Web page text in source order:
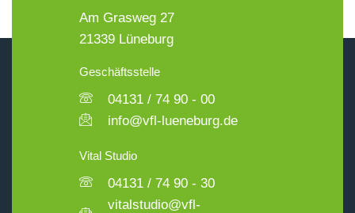
Am Grasweg 27
21339 Lüneburg
Geschäftsstelle
04131 / 74 90 - 00
info@vfl-lueneburg.de
Vital Studio
04131 / 74 90 - 30
vitalstudio@vfl-